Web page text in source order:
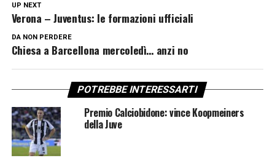
UP NEXT
Verona – Juventus: le formazioni ufficiali
DA NON PERDERE
Chiesa a Barcellona mercoledì… anzi no
POTREBBE INTERESSARTI
Premio Calciobidone: vince Koopmeiners
della Juve